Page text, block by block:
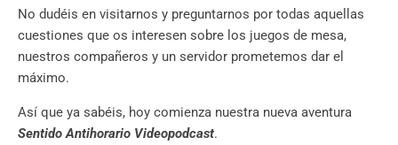
No dudéis en visitarnos y preguntarnos por todas aquellas
cuestiones que os interesen sobre los juegos de mesa,
nuestros compañeros y un servidor prometemos dar el
máximo.
Así que ya sabéis, hoy comienza nuestra nueva aventura
Sentido Antihorario Videopodcast.